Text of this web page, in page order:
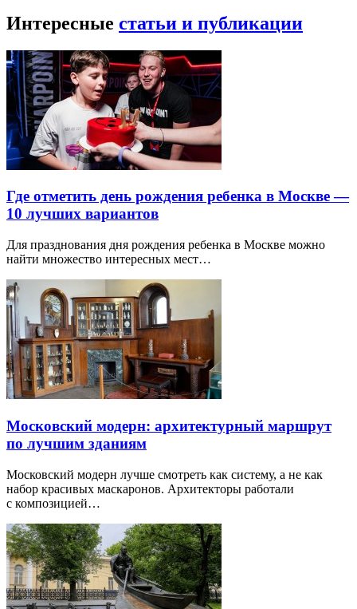
Интересные статьи и публикации
Где отметить день рождения ребенка в Москве —
10 лучших вариантов
Для празднования дня рождения ребенка в Москве можно
найти множество интересных мест…
Московский модерн: архитектурный маршрут
по лучшим зданиям
Московский модерн лучше смотреть как систему, а не как
набор красивых маскаронов. Архитекторы работали
с композицией…